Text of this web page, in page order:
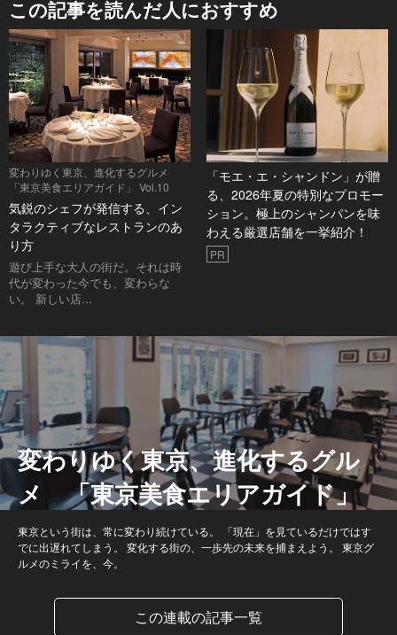
この記事を読んだ人におすすめ
変わりゆく東京、進化するグルメ
「東京美食エリアガイド」 Vol.10
気鋭のシェフが発信する、イン
タラクティブなレストランのあ
り方
遊び上手な大人の街だ。それは時
代が変わった今でも、変わらな
い。 新しい店...
「モエ・エ・シャンドン」が贈
る、2026年夏の特別なプロモー
ション。極上のシャンパンを味
わえる厳選店舗を一挙紹介！
PR
変わりゆく東京、進化するグル
メ 「東京美食エリアガイド」
東京という街は、常に変わり続けている。 「現在」を見ているだけではす
でに出遅れてしまう。 変化する街の、一歩先の未来を捕まえよう。 東京グ
ルメのミライを、今。
この連載の記事一覧